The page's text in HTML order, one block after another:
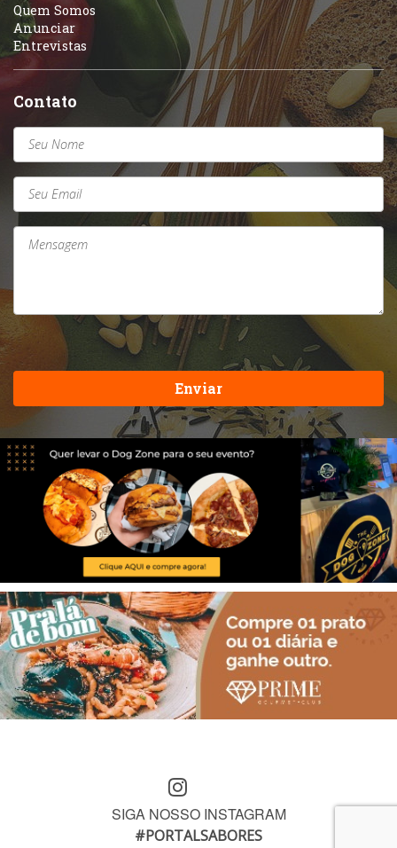
Quem Somos
Anunciar
Entrevistas
Contato
Enviar
SIGA NOSSO INSTAGRAM
#PORTALSABORES